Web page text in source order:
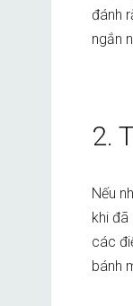
đánh
ngắn
2.
Nếu
khi đã
các
bánh